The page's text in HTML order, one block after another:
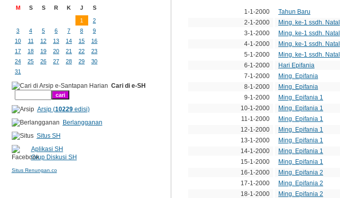
1-1-2000
Tahun Baru
2-1-2000
Ming. ke-1 ssdh. Natal
3-1-2000
Ming. ke-1 ssdh. Natal
4-1-2000
Ming. ke-1 ssdh. Natal
5-1-2000
Ming. ke-1 ssdh. Natal
6-1-2000
Hari Epifania
7-1-2000
Ming. Epifania
8-1-2000
Ming. Epifania
9-1-2000
Ming. Epifania 1
10-1-2000
Ming. Epifania 1
11-1-2000
Ming. Epifania 1
12-1-2000
Ming. Epifania 1
13-1-2000
Ming. Epifania 1
14-1-2000
Ming. Epifania 1
15-1-2000
Ming. Epifania 1
16-1-2000
Ming. Epifania 2
17-1-2000
Ming. Epifania 2
18-1-2000
Ming. Epifania 2
M
S S R K J S
1
2
3
4 5 6 7 8
9
10
11 12 13 14 15
16
17
18 19 20 21 22
23
24
25 26 27 28 29
30
31
Cari di e-SH
Arsip (10229edisi)
Berlangganan
Situs SH
Aplikasi SH
Grup Diskusi SH
Situs Renungan.co